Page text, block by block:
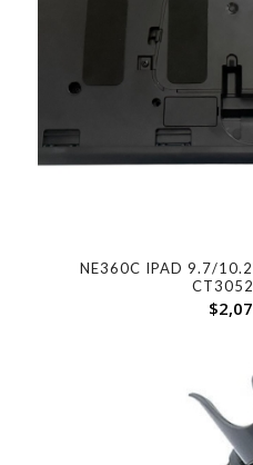
NE360C IPAD 9.7/
$